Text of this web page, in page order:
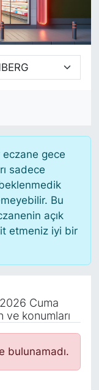
eczane gece
sadece
Bu
açık
etmeniz iyi bir
Cuma
konumları
bulunamadı.